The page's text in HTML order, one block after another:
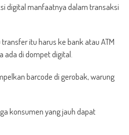
digital manfaatnya dalam transaksi
itu harus ke bank atau ATM
ada di dompet digital.
barcode di gerobak, warung
konsumen yang jauh dapat